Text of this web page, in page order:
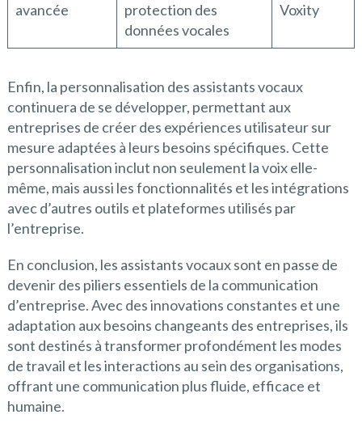
avancée
protection des
données vocales
Voxity
Enfin, la personnalisation des assistants vocaux
continuera de se développer, permettant aux
entreprises de créer des expériences utilisateur sur
mesure adaptées à leurs besoins spécifiques. Cette
personnalisation inclut non seulement la voix elle-
même, mais aussi les fonctionnalités et les intégrations
avec d’autres outils et plateformes utilisés par
l’entreprise.
En conclusion, les assistants vocaux sont en passe de
devenir des piliers essentiels de la communication
d’entreprise. Avec des innovations constantes et une
adaptation aux besoins changeants des entreprises, ils
sont destinés à transformer profondément les modes
de travail et les interactions au sein des organisations,
offrant une communication plus fluide, efficace et
humaine.